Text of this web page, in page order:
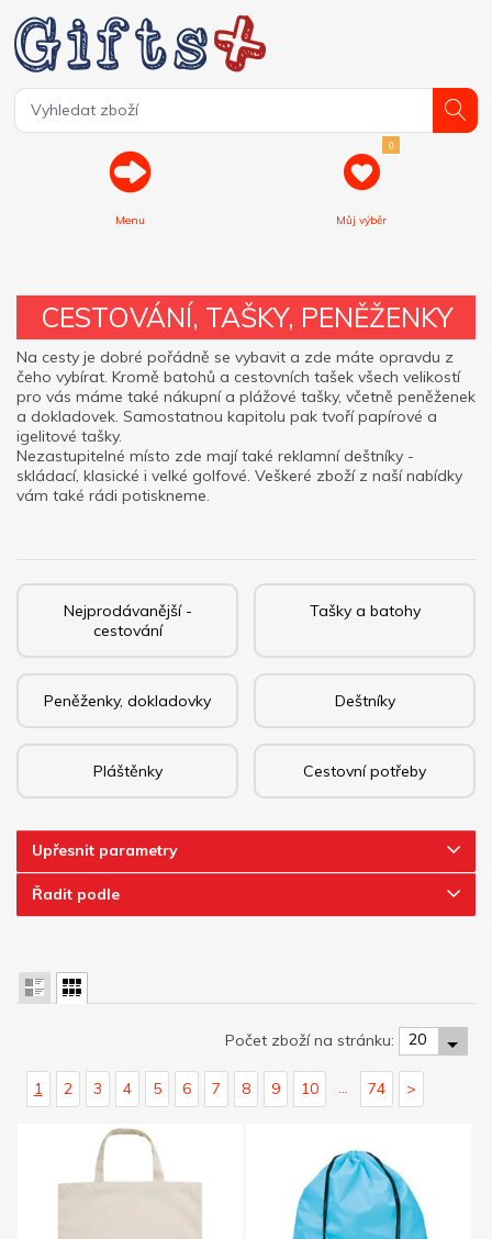
Menu
0
Můj výběr
CESTOVÁNÍ, TAŠKY, PENĚŽENKY
Na cesty je dobré pořádně se vybavit a zde máte opravdu z
čeho vybírat. Kromě batohů a cestovních tašek všech velikostí
pro vás máme také nákupní a plážové tašky, včetně peněženek
a dokladovek. Samostatnou kapitolu pak tvoří papírové a
igelitové tašky.
Nezastupitelné místo zde mají také reklamní deštníky -
skládací, klasické i velké golfové. Veškeré zboží z naší nabídky
vám také rádi potiskneme.
Nejprodávanější -
cestování
Tašky a batohy
Peněženky, dokladovky Deštníky
Pláštěnky Cestovní potřeby
Upřesnit parametry
Řadit podle
Počet zboží na stránku: 20
1 2 3 4 5 6 7 8 9 10 74 >